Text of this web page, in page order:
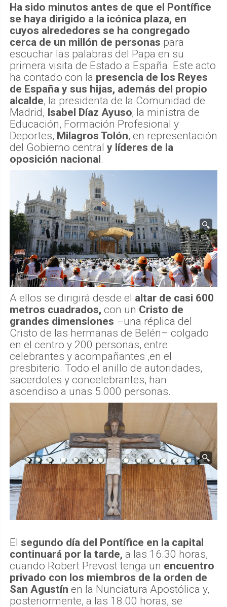
Ha sido minutos antes de que el Pontífice
se haya dirigido a la icónica plaza, en
cuyos alrededores se ha congregado
cerca de un millón de personas para
escuchar las palabras del Papa en su
primera visita de Estado a España. Este acto
ha contado con la presencia de los Reyes
de España y sus hijas, además del propio
alcalde, la presidenta de la Comunidad de
Madrid, Isabel Díaz Ayuso; la ministra de
Educación, Formación Profesional y
Deportes, Milagros Tolón, en representación
del Gobierno central y líderes de la
oposición nacional.
A ellos se dirigirá desde el altar de casi 600
metros cuadrados, con un Cristo de
grandes dimensiones –una réplica del
Cristo de las hermanas de Belén– colgado
en el centro y 200 personas, entre
celebrantes y acompañantes ,en el
presbiterio. Todo el anillo de autoridades,
sacerdotes y concelebrantes, han
ascendiso a unas 5.000 personas.
El segundo día del Pontífice en la capital
continuará por la tarde, a las 16.30 horas,
cuando Robert Prevost tenga un encuentro
privado con los miembros de la orden de
San Agustín en la Nunciatura Apostólica y,
posteriormente, a las 18.00 horas, se